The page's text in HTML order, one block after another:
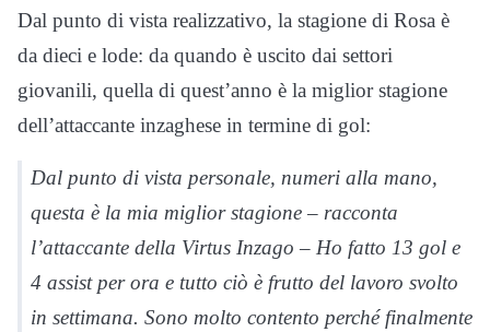
Dal punto di vista realizzativo, la stagione di Rosa è
da dieci e lode: da quando è uscito dai settori
giovanili, quella di quest’anno è la miglior stagione
dell’attaccante inzaghese in termine di gol:
Dal punto di vista personale, numeri alla mano,
questa è la mia miglior stagione – racconta
l’attaccante della Virtus Inzago – Ho fatto 13 gol e
4 assist per ora e tutto ciò è frutto del lavoro svolto
in settimana. Sono molto contento perché finalmente